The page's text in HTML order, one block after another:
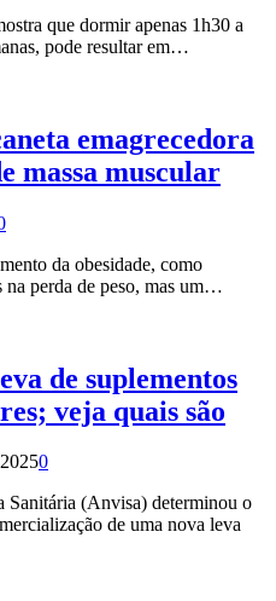
que dormir apenas 1h30 a
pode resultar em…
emagrecedora
massa muscular
da obesidade, como
perda de peso, mas um…
de suplementos
veja quais são
0
(Anvisa) determinou o
de uma nova leva